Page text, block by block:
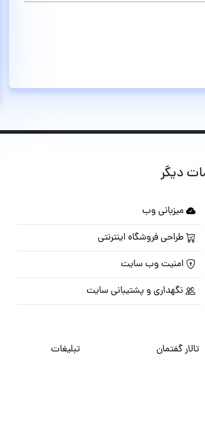
دیگر
میزبانی وب
طراحی فروشگاه اینترنتی
امنیت وب سایت
نگهداری و پشتیبانی سایت
تالار گفتمان تبلیغات